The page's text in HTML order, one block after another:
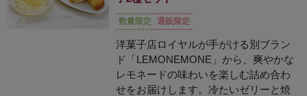
数量限定 通販限定
洋菓子店ロイヤルが手がける別ブラン
ド「LEMONEMONE」から、爽やかな
レモネードの味わいを楽しむ詰め合わ
せをお届けします。冷たいゼリーと焼